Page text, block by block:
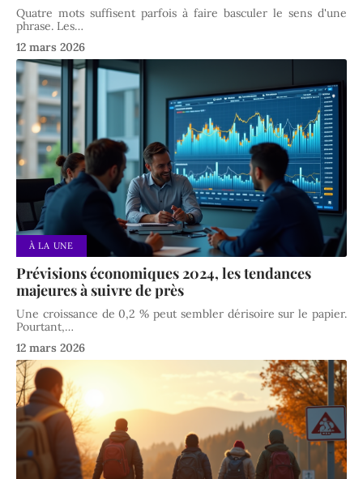
Quatre mots suffisent parfois à faire basculer le sens d'une
phrase. Les…
12 mars 2026
À LA UNE
Prévisions économiques 2024, les tendances
majeures à suivre de près
Une croissance de 0,2 % peut sembler dérisoire sur le papier.
Pourtant,…
12 mars 2026